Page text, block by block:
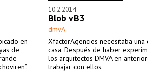
en
de
10.2.2014
Blob vB3
dmvA
XfactorAgencies necesitaba
casa. Después de haber
los arquitectos DMVA en
trabajar con ellos.